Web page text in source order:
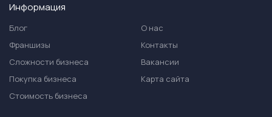
Информация
Блог
Франшизы
Сложности бизнеса
Покупка бизнеса
Стоимость бизнеса
О нас
Контакты
Вакансии
Карта сайта